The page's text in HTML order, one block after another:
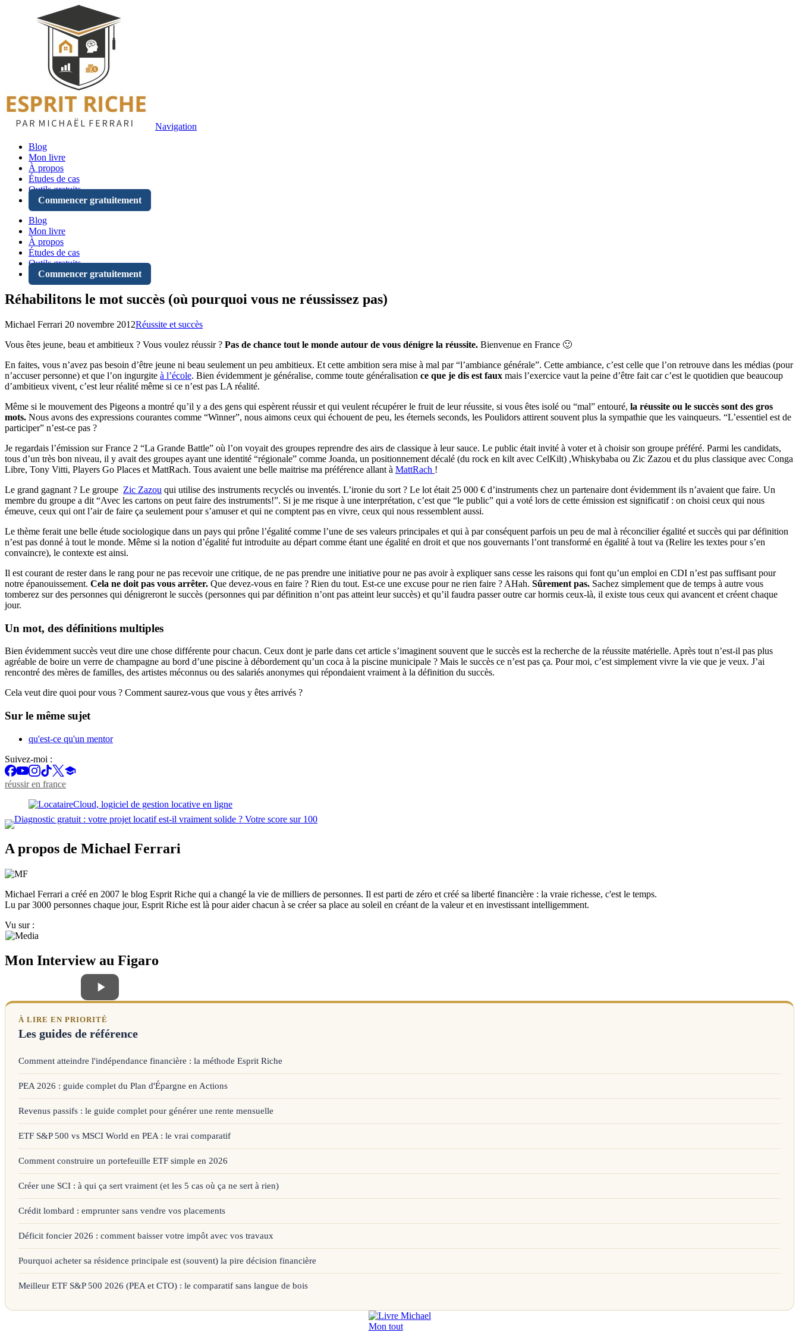
Navigation
Blog
Mon livre
À propos
Études de cas
Outils gratuits
Commencer gratuitement
Blog
Mon livre
À propos
Études de cas
Outils gratuits
Commencer gratuitement
Réhabilitons le mot succès (où pourquoi vous ne réussissez pas)
Michael Ferrari 20 novembre 2012Réussite et succès
Vous êtes jeune, beau et ambitieux ? Vous voulez réussir ? Pas de chance tout le monde autour de vous dénigre la réussite. Bienvenue en France 🙂
En faites, vous n’avez pas besoin d’être jeune ni beau seulement un peu ambitieux. Et cette ambition sera mise à mal par “l’ambiance générale”. Cette ambiance, c’est celle que l’on retrouve dans les médias (pour
n’accuser personne) et que l’on ingurgite à l’école. Bien évidemment je généralise, comme toute généralisation ce que je dis est faux mais l’exercice vaut la peine d’être fait car c’est le quotidien que beaucoup
d’ambitieux vivent, c’est leur réalité même si ce n’est pas LA réalité.
Même si le mouvement des Pigeons a montré qu’il y a des gens qui espèrent réussir et qui veulent récupérer le fruit de leur réussite, si vous êtes isolé ou “mal” entouré, la réussite ou le succès sont des gros
mots. Nous avons des expressions courantes comme “Winner”, nous aimons ceux qui échouent de peu, les éternels seconds, les Poulidors attirent souvent plus la sympathie que les vainqueurs. “L’essentiel est de
participer” n’est-ce pas ?
Je regardais l’émission sur France 2 “La Grande Battle” où l’on voyait des groupes reprendre des airs de classique à leur sauce. Le public était invité à voter et à choisir son groupe préféré. Parmi les candidats,
tous d’un très bon niveau, il y avait des groupes ayant une identité “régionale” comme Joanda, un positionnement décalé (du rock en kilt avec CelKilt) ,Whiskybaba ou Zic Zazou et du plus classique avec Conga
Libre, Tony Vitti, Players Go Places et MattRach. Tous avaient une belle maitrise ma préférence allant à MattRach !
Le grand gagnant ? Le groupe Zic Zazou qui utilise des instruments recyclés ou inventés. L’ironie du sort ? Le lot était 25 000 € d’instruments chez un partenaire dont évidemment ils n’avaient que faire. Un
membre du groupe a dit “Avec les cartons on peut faire des instruments!”. Si je me risque à une interprétation, c’est que “le public” qui a voté lors de cette émission est significatif : on choisi ceux qui nous
émeuve, ceux qui ont l’air de faire ça seulement pour s’amuser et qui ne comptent pas en vivre, ceux qui nous ressemblent aussi.
Le thème ferait une belle étude sociologique dans un pays qui prône l’égalité comme l’une de ses valeurs principales et qui à par conséquent parfois un peu de mal à réconcilier égalité et succès qui par définition
n’est pas donné à tout le monde. Même si la notion d’égalité fut introduite au départ comme étant une égalité en droit et que nos gouvernants l’ont transformé en égalité à tout va (Relire les textes pour s’en
convaincre), le contexte est ainsi.
Il est courant de rester dans le rang pour ne pas recevoir une critique, de ne pas prendre une initiative pour ne pas avoir à expliquer sans cesse les raisons qui font qu’un emploi en CDI n’est pas suffisant pour
notre épanouissement. Cela ne doit pas vous arrêter. Que devez-vous en faire ? Rien du tout. Est-ce une excuse pour ne rien faire ? AHah. Sûrement pas. Sachez simplement que de temps à autre vous
tomberez sur des personnes qui dénigreront le succès (personnes qui par définition n’ont pas atteint leur succès) et qu’il faudra passer outre car hormis ceux-là, il existe tous ceux qui avancent et créent chaque
jour.
Un mot, des définitions multiples
Bien évidemment succès veut dire une chose différente pour chacun. Ceux dont je parle dans cet article s’imaginent souvent que le succès est la recherche de la réussite matérielle. Après tout n’est-il pas plus
agréable de boire un verre de champagne au bord d’une piscine à débordement qu’un coca à la piscine municipale ? Mais le succès ce n’est pas ça. Pour moi, c’est simplement vivre la vie que je veux. J’ai
rencontré des mères de familles, des artistes méconnus ou des salariés anonymes qui répondaient vraiment à la définition du succès.
Cela veut dire quoi pour vous ? Comment saurez-vous que vous y êtes arrivés ?
Sur le même sujet
qu'est-ce qu'un mentor
Suivez-moi :
réussir en france
A propos de Michael Ferrari
Michael Ferrari a créé en 2007 le blog Esprit Riche qui a changé la vie de milliers de personnes. Il est parti de zéro et créé sa liberté financière : la vraie richesse, c'est le temps.
Lu par 3000 personnes chaque jour, Esprit Riche est là pour aider chacun à se créer sa place au soleil en créant de la valeur et en investissant intelligemment.
Vu sur :
Mon Interview au Figaro
À LIRE EN PRIORITÉ
Les guides de référence
Comment atteindre l'indépendance financière : la méthode Esprit Riche
PEA 2026 : guide complet du Plan d'Épargne en Actions
Revenus passifs : le guide complet pour générer une rente mensuelle
ETF S&P 500 vs MSCI World en PEA : le vrai comparatif
Comment construire un portefeuille ETF simple en 2026
Créer une SCI : à qui ça sert vraiment (et les 5 cas où ça ne sert à rien)
Crédit lombard : emprunter sans vendre vos placements
Déficit foncier 2026 : comment baisser votre impôt avec vos travaux
Pourquoi acheter sa résidence principale est (souvent) la pire décision financière
Meilleur ETF S&P 500 2026 (PEA et CTO) : le comparatif sans langue de bois
Mon tout